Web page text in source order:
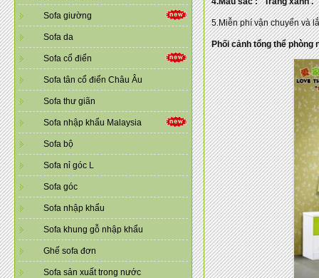
Sofa giường
Sofa da
Sofa cổ điển
Sofa tân cổ điển Châu Âu
Sofa thư giãn
Sofa nhập khẩu Malaysia
Sofa bộ
Sofa nỉ góc L
Sofa góc
Sofa nhập khẩu
Sofa khung gỗ nhập khẩu
Ghế sofa đơn
Sofa sản xuất trong nước
5.Miễn phí vận chuyển và
Phối cảnh tổng thể phòng